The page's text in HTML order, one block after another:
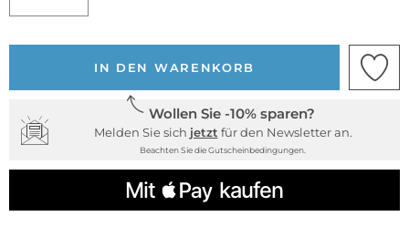
IN DEN WARENKORB
Wollen Sie -10% sparen?
Melden Sie sich jetzt für den Newsletter an.
Beachten Sie die Gutscheinbedingungen.